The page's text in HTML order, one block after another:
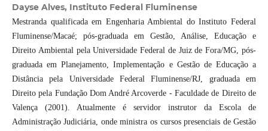
Dayse Alves, Instituto Federal Fluminense
Mestranda qualificada em Engenharia Ambiental do Instituto Federal
Fluminense/Macaé; pós-graduada em Gestão, Análise, Educação e
Direito Ambiental pela Universidade Federal de Juiz de Fora/MG, pós-
graduada em Planejamento, Implementação e Gestão de Educação a
Distância pela Universidade Federal Fluminense/RJ, graduada em
Direito pela Fundação Dom André Arcoverde - Faculdade de Direito de
Valença (2001). Atualmente é servidor instrutor da Escola de
Administração Judiciária, onde ministra os cursos presenciais de Gestão